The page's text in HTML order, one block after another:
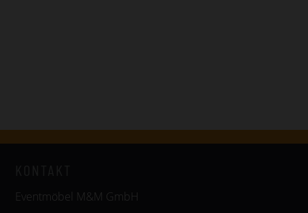
Eventmöbel M&M GmbH